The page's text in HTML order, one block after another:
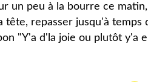
un peu à la bourre ce
tête, repasser jusqu'à
"Y'a d'la joie ou plutôt y'a